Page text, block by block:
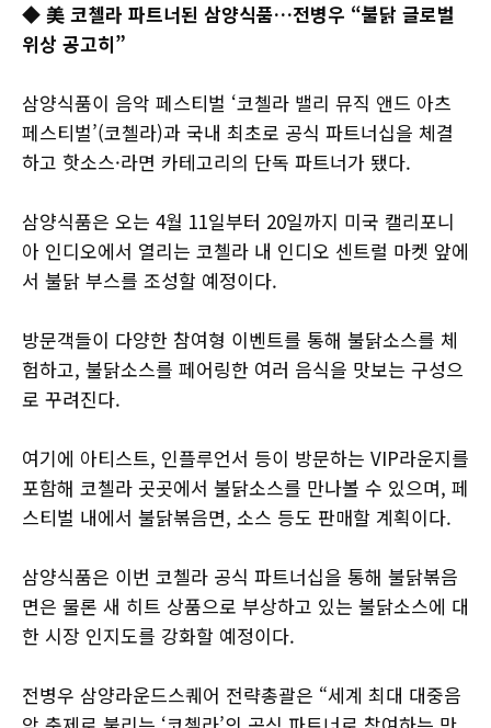
◆ 美 코첼라 파트너된 삼양식품…전병우 “불닭 글로벌
위상 공고히”
삼양식품이 음악 페스티벌 ‘코첼라 밸리 뮤직 앤드 아츠
페스티벌’(코첼라)과 국내 최초로 공식 파트너십을 체결
하고 핫소스·라면 카테고리의 단독 파트너가 됐다.
삼양식품은 오는 4월 11일부터 20일까지 미국 캘리포니
아 인디오에서 열리는 코첼라 내 인디오 센트럴 마켓 앞에
서 불닭 부스를 조성할 예정이다.
방문객들이 다양한 참여형 이벤트를 통해 불닭소스를 체
험하고, 불닭소스를 페어링한 여러 음식을 맛보는 구성으
로 꾸려진다.
여기에 아티스트, 인플루언서 등이 방문하는 VIP라운지를
포함해 코첼라 곳곳에서 불닭소스를 만나볼 수 있으며, 페
스티벌 내에서 불닭볶음면, 소스 등도 판매할 계획이다.
삼양식품은 이번 코첼라 공식 파트너십을 통해 불닭볶음
면은 물론 새 히트 상품으로 부상하고 있는 불닭소스에 대
한 시장 인지도를 강화할 예정이다.
전병우 삼양라운드스퀘어 전략총괄은 “세계 최대 대중음